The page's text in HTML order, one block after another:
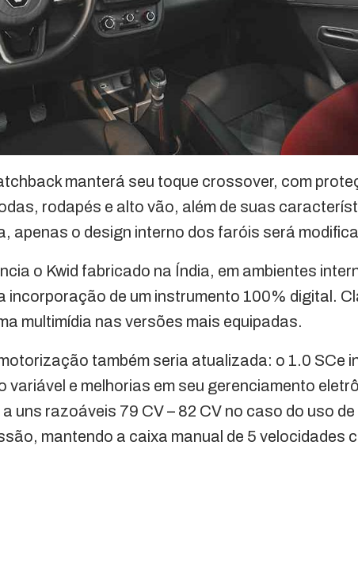
manterá seu toque crossover, com
rodapés e alto vão, além de suas
apenas o design interno dos faróis será
o Kwid fabricado na Índia, em ambientes
incorporação de um instrumento 100% digital.
multimídia nas versões mais equipadas.
também seria atualizada: o 1.0 SCe
variável e melhorias em seu gerenciamento
uns razoáveis ​​79 CV – 82 CV no caso do uso
mantendo a caixa manual de 5 velocidades